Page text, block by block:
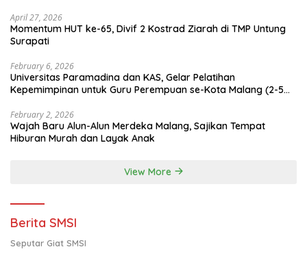
April 27, 2026
Momentum HUT ke-65, Divif 2 Kostrad Ziarah di TMP Untung
Surapati
February 6, 2026
Universitas Paramadina dan KAS, Gelar Pelatihan
Kepemimpinan untuk Guru Perempuan se-Kota Malang (2-5
February 2, 2026
Wajah Baru Alun-Alun Merdeka Malang, Sajikan Tempat
Hiburan Murah dan Layak Anak
View More
Berita SMSI
Seputar Giat SMSI